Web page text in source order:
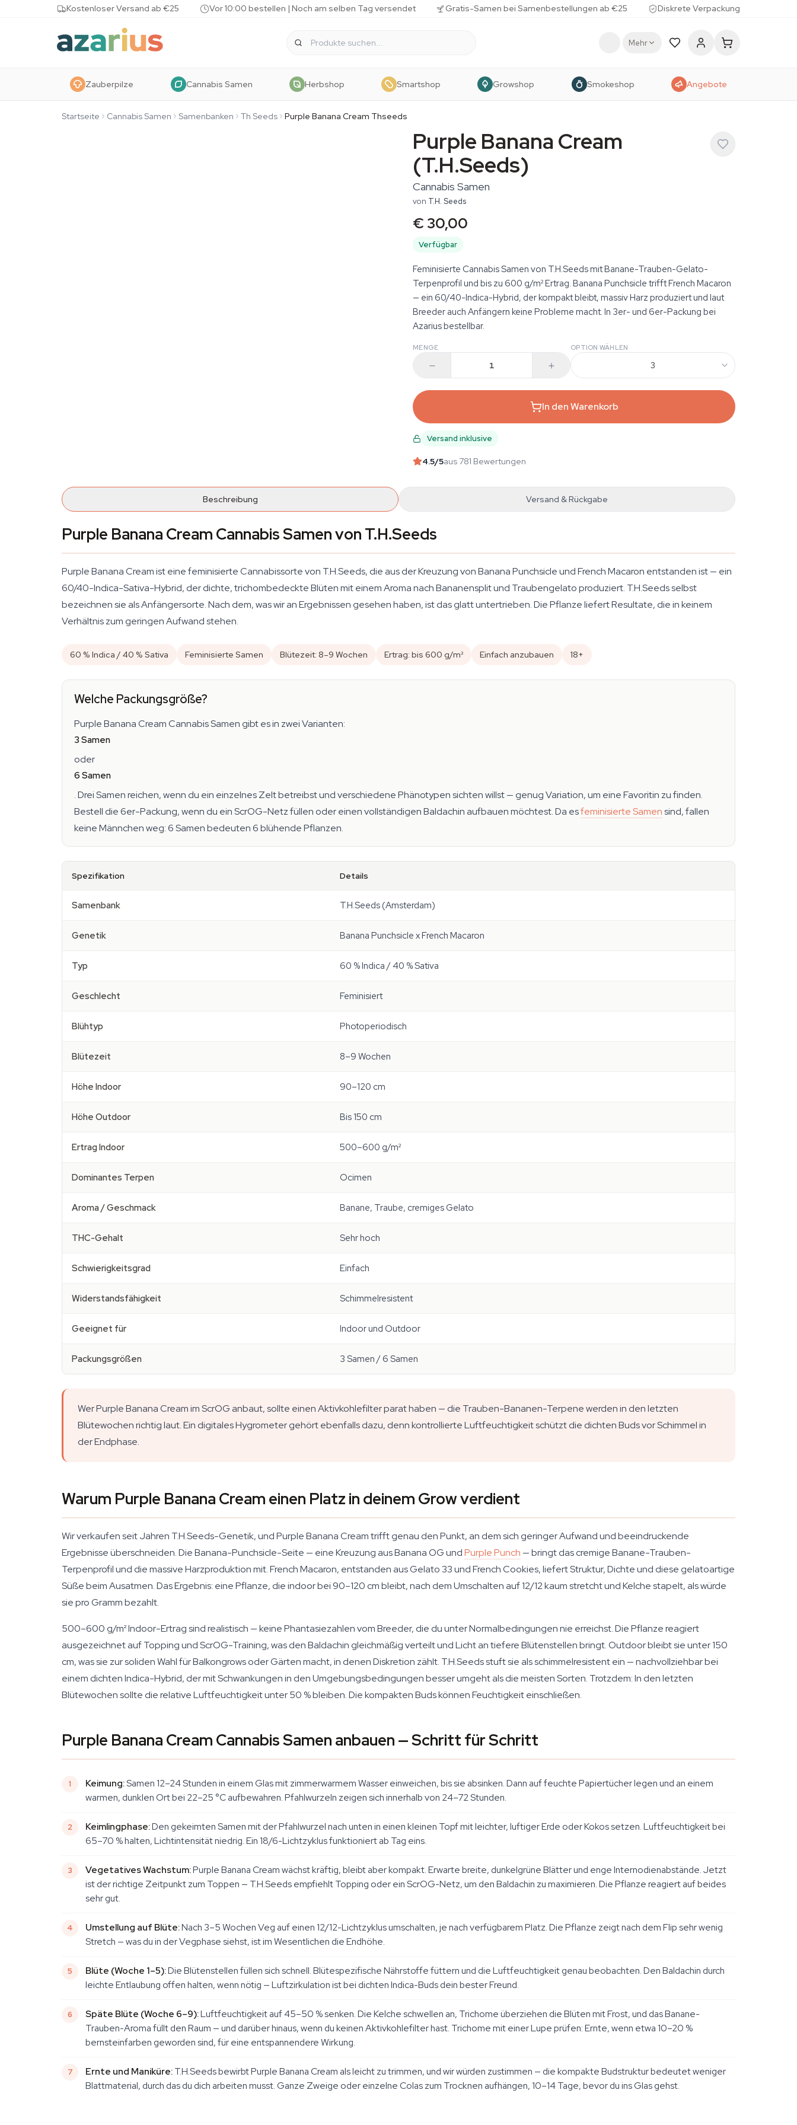
Skip to contentKostenloser Versand ab €25 Vor 10:00 bestellen | Noch am selben Tag versendet Gratis-Samen bei Samenbestellungen ab €25 Diskrete Verpackung
Mehr
Zauberpilze Cannabis Samen Herbshop Smartshop Growshop Smokeshop Angebote
Startseite Cannabis Samen Samenbanken Th Seeds Purple Banana Cream Thseeds
Purple Banana Cream
(T.H.Seeds)
Cannabis Samen
von T.H. Seeds
€ 30,00
Verfügbar
Feminisierte Cannabis Samen von T.H.Seeds mit Banane-Trauben-Gelato-
Terpenprofil und bis zu 600 g/m² Ertrag. Banana Punchsicle trifft French Macaron
— ein 60/40-Indica-Hybrid, der kompakt bleibt, massiv Harz produziert und laut
Breeder auch Anfängern keine Probleme macht. In 3er- und 6er-Packung bei
Azarius bestellbar.
MENGE OPTION WÄHLEN
3
In den Warenkorb
Versand inklusive
4.5/5aus 781 Bewertungen
Beschreibung Versand & Rückgabe
Purple Banana Cream Cannabis Samen von T.H.Seeds
Purple Banana Cream ist eine feminisierte Cannabissorte von T.H.Seeds, die aus der Kreuzung von Banana Punchsicle und French Macaron entstanden ist — ein
60/40-Indica-Sativa-Hybrid, der dichte, trichombedeckte Blüten mit einem Aroma nach Bananensplit und Traubengelato produziert. T.H.Seeds selbst
bezeichnen sie als Anfängersorte. Nach dem, was wir an Ergebnissen gesehen haben, ist das glatt untertrieben. Die Pflanze liefert Resultate, die in keinem
Verhältnis zum geringen Aufwand stehen.
60 % Indica / 40 % Sativa Feminisierte Samen Blütezeit: 8–9 Wochen Ertrag: bis 600 g/m² Einfach anzubauen 18+
Welche Packungsgröße?
Purple Banana Cream Cannabis Samen gibt es in zwei Varianten:
3 Samen
oder
6 Samen
. Drei Samen reichen, wenn du ein einzelnes Zelt betreibst und verschiedene Phänotypen sichten willst — genug Variation, um eine Favoritin zu finden.
Bestell die 6er-Packung, wenn du ein ScrOG-Netz füllen oder einen vollständigen Baldachin aufbauen möchtest. Da esfeminisierte Samensind, fallen
keine Männchen weg: 6 Samen bedeuten 6 blühende Pflanzen.
Spezifikation Details
Samenbank T.H.Seeds (Amsterdam)
Genetik Banana Punchsicle x French Macaron
Typ 60 % Indica / 40 % Sativa
Geschlecht Feminisiert
Blühtyp Photoperiodisch
Blütezeit 8–9 Wochen
Höhe Indoor 90–120 cm
Höhe Outdoor Bis 150 cm
Ertrag Indoor 500–600 g/m²
Dominantes Terpen Ocimen
Aroma / Geschmack Banane, Traube, cremiges Gelato
THC-Gehalt Sehr hoch
Schwierigkeitsgrad Einfach
Widerstandsfähigkeit Schimmelresistent
Geeignet für Indoor und Outdoor
Packungsgrößen 3 Samen / 6 Samen
Wer Purple Banana Cream im ScrOG anbaut, sollte einen Aktivkohlefilter parat haben — die Trauben-Bananen-Terpene werden in den letzten
Blütewochen richtig laut. Ein digitales Hygrometer gehört ebenfalls dazu, denn kontrollierte Luftfeuchtigkeit schützt die dichten Buds vor Schimmel in
der Endphase.
Warum Purple Banana Cream einen Platz in deinem Grow verdient
Wir verkaufen seit Jahren T.H.Seeds-Genetik, und Purple Banana Cream trifft genau den Punkt, an dem sich geringer Aufwand und beeindruckende
Ergebnisse überschneiden. Die Banana-Punchsicle-Seite — eine Kreuzung aus Banana OG undPurple Punch — bringt das cremige Banane-Trauben-
Terpenprofil und die massive Harzproduktion mit. French Macaron, entstanden aus Gelato 33 und French Cookies, liefert Struktur, Dichte und diese gelatoartige
Süße beim Ausatmen. Das Ergebnis: eine Pflanze, die indoor bei 90–120 cm bleibt, nach dem Umschalten auf 12/12 kaum stretcht und Kelche stapelt, als würde
sie pro Gramm bezahlt.
500–600 g/m² Indoor-Ertrag sind realistisch — keine Phantasiezahlen vom Breeder, die du unter Normalbedingungen nie erreichst. Die Pflanze reagiert
ausgezeichnet auf Topping und ScrOG-Training, was den Baldachin gleichmäßig verteilt und Licht an tiefere Blütenstellen bringt. Outdoor bleibt sie unter 150
cm, was sie zur soliden Wahl für Balkongrows oder Gärten macht, in denen Diskretion zählt. T.H.Seeds stuft sie als schimmelresistent ein — nachvollziehbar bei
einem dichten Indica-Hybrid, der mit Schwankungen in den Umgebungsbedingungen besser umgeht als die meisten Sorten. Trotzdem: In den letzten
Blütewochen sollte die relative Luftfeuchtigkeit unter 50 % bleiben. Die kompakten Buds können Feuchtigkeit einschließen.
Purple Banana Cream Cannabis Samen anbauen — Schritt für Schritt
Keimung:Samen 12–24 Stunden in einem Glas mit zimmerwarmem Wasser einweichen, bis sie absinken. Dann auf feuchte Papiertücher legen und an einem
warmen, dunklen Ort bei 22–25 °C aufbewahren. Pfahlwurzeln zeigen sich innerhalb von 24–72 Stunden.
Keimlingphase:Den gekeimten Samen mit der Pfahlwurzel nach unten in einen kleinen Topf mit leichter, luftiger Erde oder Kokos setzen. Luftfeuchtigkeit bei
65–70 % halten, Lichtintensität niedrig. Ein 18/6-Lichtzyklus funktioniert ab Tag eins.
Vegetatives Wachstum:Purple Banana Cream wächst kräftig, bleibt aber kompakt. Erwarte breite, dunkelgrüne Blätter und enge Internodienabstände. Jetzt
ist der richtige Zeitpunkt zum Toppen — T.H.Seeds empfiehlt Topping oder ein ScrOG-Netz, um den Baldachin zu maximieren. Die Pflanze reagiert auf beides
sehr gut.
Umstellung auf Blüte:Nach 3–5 Wochen Veg auf einen 12/12-Lichtzyklus umschalten, je nach verfügbarem Platz. Die Pflanze zeigt nach dem Flip sehr wenig
Stretch — was du in der Vegphase siehst, ist im Wesentlichen die Endhöhe.
Blüte (Woche 1–5):Die Blütenstellen füllen sich schnell. Blütespezifische Nährstoffe füttern und die Luftfeuchtigkeit genau beobachten. Den Baldachin durch
leichte Entlaubung offen halten, wenn nötig — Luftzirkulation ist bei dichten Indica-Buds dein bester Freund.
Späte Blüte (Woche 6–9):Luftfeuchtigkeit auf 45–50 % senken. Die Kelche schwellen an, Trichome überziehen die Blüten mit Frost, und das Banane-
Trauben-Aroma füllt den Raum — und darüber hinaus, wenn du keinen Aktivkohlefilter hast. Trichome mit einer Lupe prüfen: Ernte, wenn etwa 10–20 %
bernsteinfarben geworden sind, für eine entspannendere Wirkung.
Ernte und Maniküre:T.H.Seeds bewirbt Purple Banana Cream als leicht zu trimmen, und wir würden zustimmen — die kompakte Budstruktur bedeutet weniger
Blattmaterial, durch das du dich arbeiten musst. Ganze Zweige oder einzelne Colas zum Trocknen aufhängen, 10–14 Tage, bevor du ins Glas gehst.